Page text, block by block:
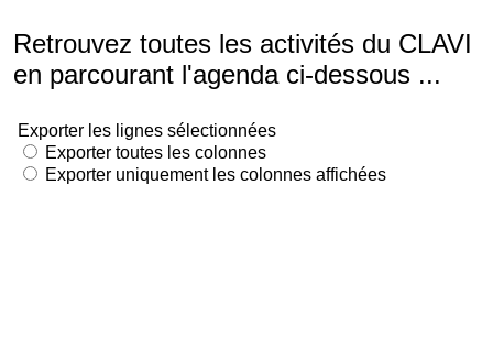
Retrouvez toutes les activités du CLAVI
en parcourant l'agenda ci-dessous ...